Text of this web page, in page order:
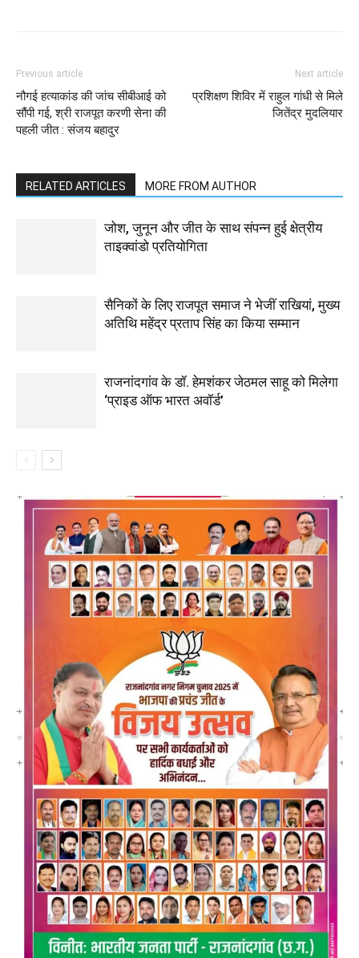
Previous article
नौगई हत्याकांड की जांच सीबीआई को
सौंपी गई, श्री राजपूत करणी सेना की
पहली जीत : संजय बहादुर
Next article
प्रशिक्षण शिविर में राहुल गांधी से मिले
जितेंद्र मुदलियार
RELATED ARTICLES MORE FROM AUTHOR
जोश, जुनून और जीत के साथ संपन्न हुई क्षेत्रीय
ताइक्वांडो प्रतियोगिता
सैनिकों के लिए राजपूत समाज ने भेजीं राखियां, मुख्य
अतिथि महेंद्र प्रताप सिंह का किया सम्मान
राजनांदगांव के डॉ. हेमशंकर जेठमल साहू को मिलेगा
‘प्राइड ऑफ भारत अवॉर्ड’